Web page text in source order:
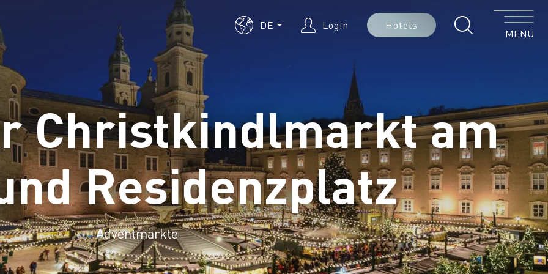
DE Login Hotels
Menü
MENÜ
Christkindlmarkt am
Residenzplatz
Adventmärkte